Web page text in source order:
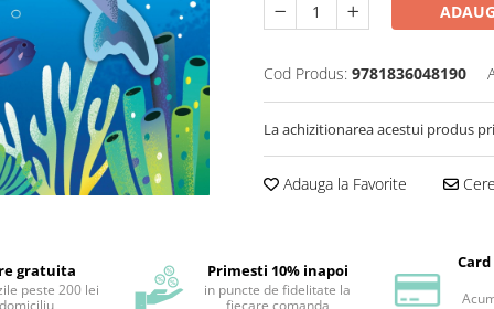
Cod Produs: 9781836048190
La achizitionarea acestui produs
Adauga la Favorite
gratuita
peste 200 lei
Primesti 10% inapoi
in puncte de fidelitate la
fiecare comanda